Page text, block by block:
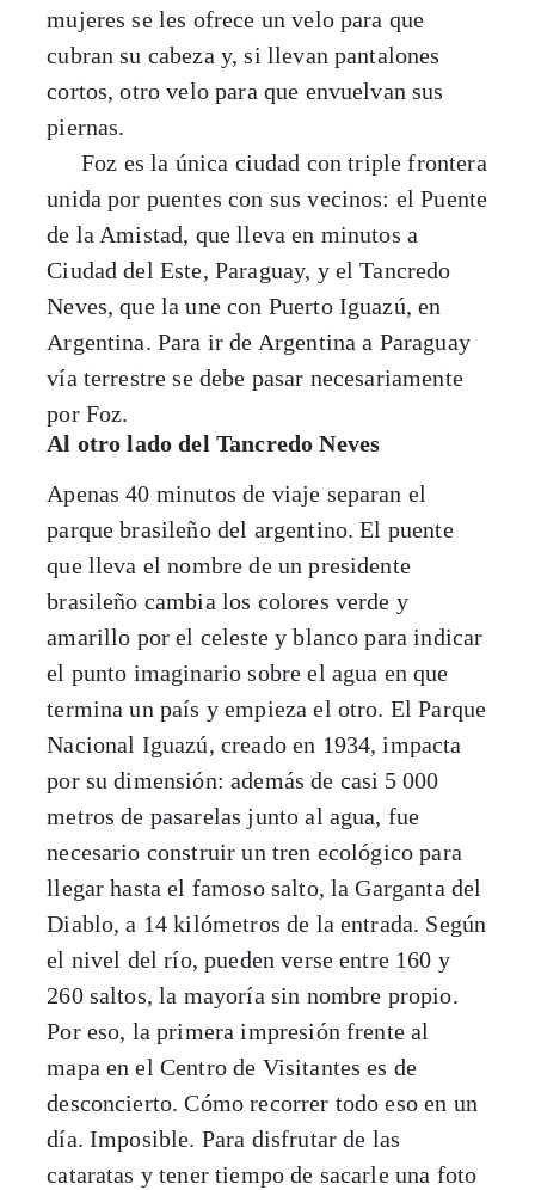
mujeres se les ofrece un velo para que
cubran su cabeza y, si llevan pantalones
cortos, otro velo para que envuelvan sus
piernas.
Foz es la única ciudad con triple frontera
unida por puentes con sus vecinos: el Puente
de la Amistad, que lleva en minutos a
Ciudad del Este, Paraguay, y el Tancredo
Neves, que la une con Puerto Iguazú, en
Argentina. Para ir de Argentina a Paraguay
vía terrestre se debe pasar necesariamente
por Foz.
Al otro lado del Tancredo Neves
Apenas 40 minutos de viaje separan el
parque brasileño del argentino. El puente
que lleva el nombre de un presidente
brasileño cambia los colores verde y
amarillo por el celeste y blanco para indicar
el punto imaginario sobre el agua en que
termina un país y empieza el otro. El Parque
Nacional Iguazú, creado en 1934, impacta
por su dimensión: además de casi 5 000
metros de pasarelas junto al agua, fue
necesario construir un tren ecológico para
llegar hasta el famoso salto, la Garganta del
Diablo, a 14 kilómetros de la entrada. Según
el nivel del río, pueden verse entre 160 y
260 saltos, la mayoría sin nombre propio.
Por eso, la primera impresión frente al
mapa en el Centro de Visitantes es de
desconcierto. Cómo recorrer todo eso en un
día. Imposible. Para disfrutar de las
cataratas y tener tiempo de sacarle una foto